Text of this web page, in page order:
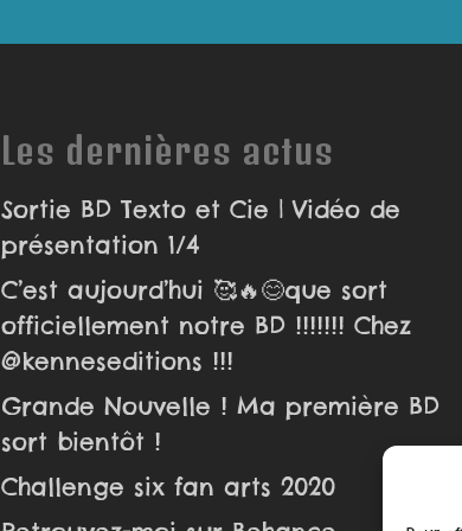
Les dernières actus
Sortie BD Texto et Cie | Vidéo de
présentation 1/4
C’est aujourd’hui 🥰🔥😊que sort
officiellement notre BD !!!!!!! Chez
@kenneseditions !!!
Grande Nouvelle ! Ma première BD
sort bientôt !
Challenge six fan arts 2020